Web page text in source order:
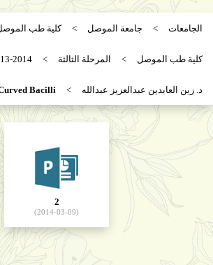
الجامعات جامعة الموصل كلية طب
كلية طب الموصل المرحلة الثالثة 2014
د. زين العابدين عبدالعزيز عبدالله Bacilli
2
(2014-03-09)